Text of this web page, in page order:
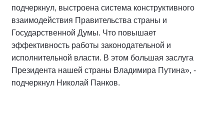
подчеркнул, выстроена система конструктивного
взаимодействия Правительства страны и
Государственной Думы. Что повышает
эффективность работы законодательной и
исполнительной власти. В этом большая заслуга
Президента нашей страны Владимира Путина», -
подчеркнул Николай Панков.